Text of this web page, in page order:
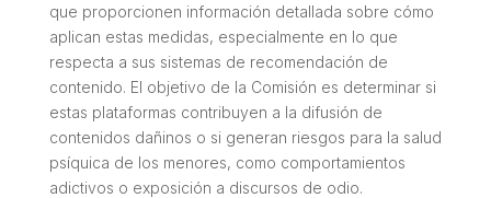
que proporcionen información detallada sobre cómo
aplican estas medidas, especialmente en lo que
respecta a sus sistemas de recomendación de
contenido. El objetivo de la Comisión es determinar si
estas plataformas contribuyen a la difusión de
contenidos dañinos o si generan riesgos para la salud
psíquica de los menores, como comportamientos
adictivos o exposición a discursos de odio.